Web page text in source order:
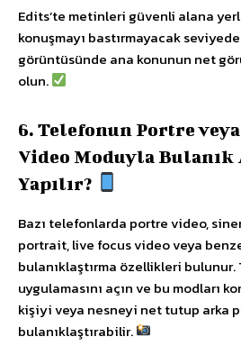
Edits’te metinleri güvenli alana
konuşmayı bastırmayacak
görüntüsünde ana konunun net
olun.
6. Telefonun Portre
Video Moduyla Bulanık
Yapılır?
Bazı telefonlarda portre video,
portrait, live focus video veya
bulanıklaştırma özellikleri
uygulamasını açın ve bu modları
kişiyi veya nesneyi net tutup arka
bulanıklaştırabilir.